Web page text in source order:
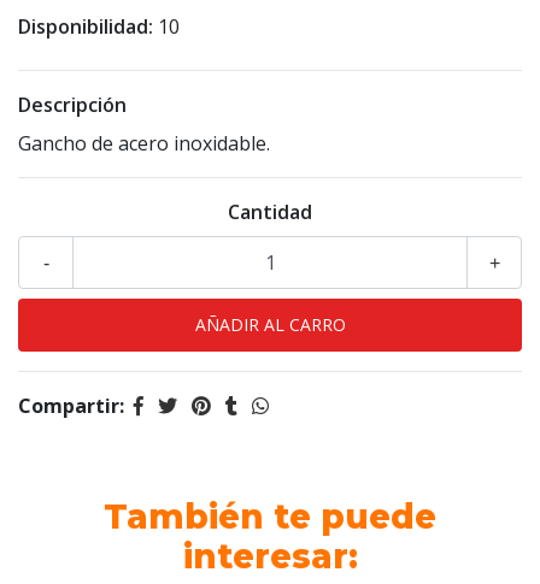
Disponibilidad: 10
Descripción
Gancho de acero inoxidable.
Cantidad
+
-
Compartir:
También te puede
interesar: